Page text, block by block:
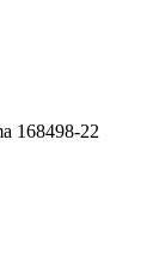
168498-22